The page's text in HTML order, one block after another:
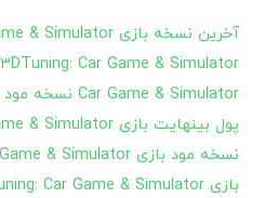
آخرین نسخه بازی 3DTuning: Car Game & Simulator
3DTuning: Car Game & Simulator مود جدید
Car Game & Simulator نسخه مود شده با پول بینهایت
پول بینهایت بازی 3DTuning: Car Game & Simulator
نسخه مود بازی 3DTuning: Car Game & Simulator
بازی 3DTuning: Car Game & Simulator